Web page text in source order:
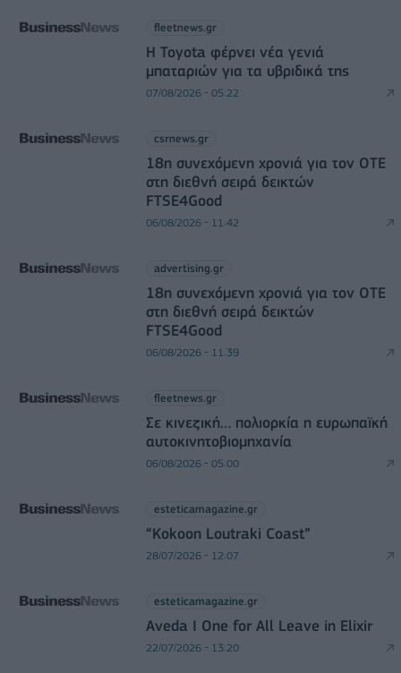
fleetnews.gr
Η Toyota φέρνει νέα γενιά
μπαταριών για τα υβριδικά της
07/08/2026 - 05:22
csrnews.gr
18η συνεχόμενη χρονιά για τον ΟΤΕ
στη διεθνή σειρά δεικτών
FTSE4Good
06/08/2026 - 11:42
advertising.gr
18η συνεχόμενη χρονιά για τον ΟΤΕ
στη διεθνή σειρά δεικτών
FTSE4Good
06/08/2026 - 11:39
fleetnews.gr
Σε κινεζική… πολιορκία η ευρωπαϊκή
αυτοκινητοβιομηχανία
06/08/2026 - 05:00
esteticamagazine.gr
“Kokoon Loutraki Coast”
28/07/2026 - 12:07
esteticamagazine.gr
Aveda I One for All Leave in Elixir
22/07/2026 - 13:20